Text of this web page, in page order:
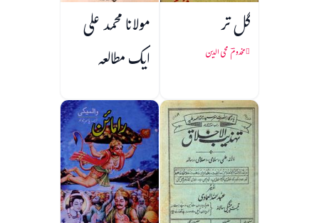
گل تر
مخدومؔ محی الدین
مولانا محمد علی
ایک مطالعہ